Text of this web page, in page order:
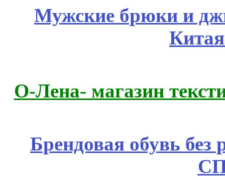
Мужские брюки и
О-Лена- магазин
Брендовая обувь без